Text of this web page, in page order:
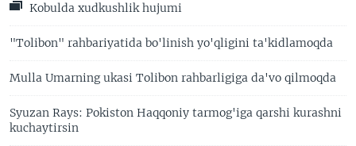
Kobulda xudkushlik hujumi
"Tolibon" rahbariyatida bo'linish yo'qligini ta'kidlamoqda
Mulla Umarning ukasi Tolibon rahbarligiga da'vo qilmoqda
Syuzan Rays: Pokiston Haqqoniy tarmog'iga qarshi kurashni
kuchaytirsin